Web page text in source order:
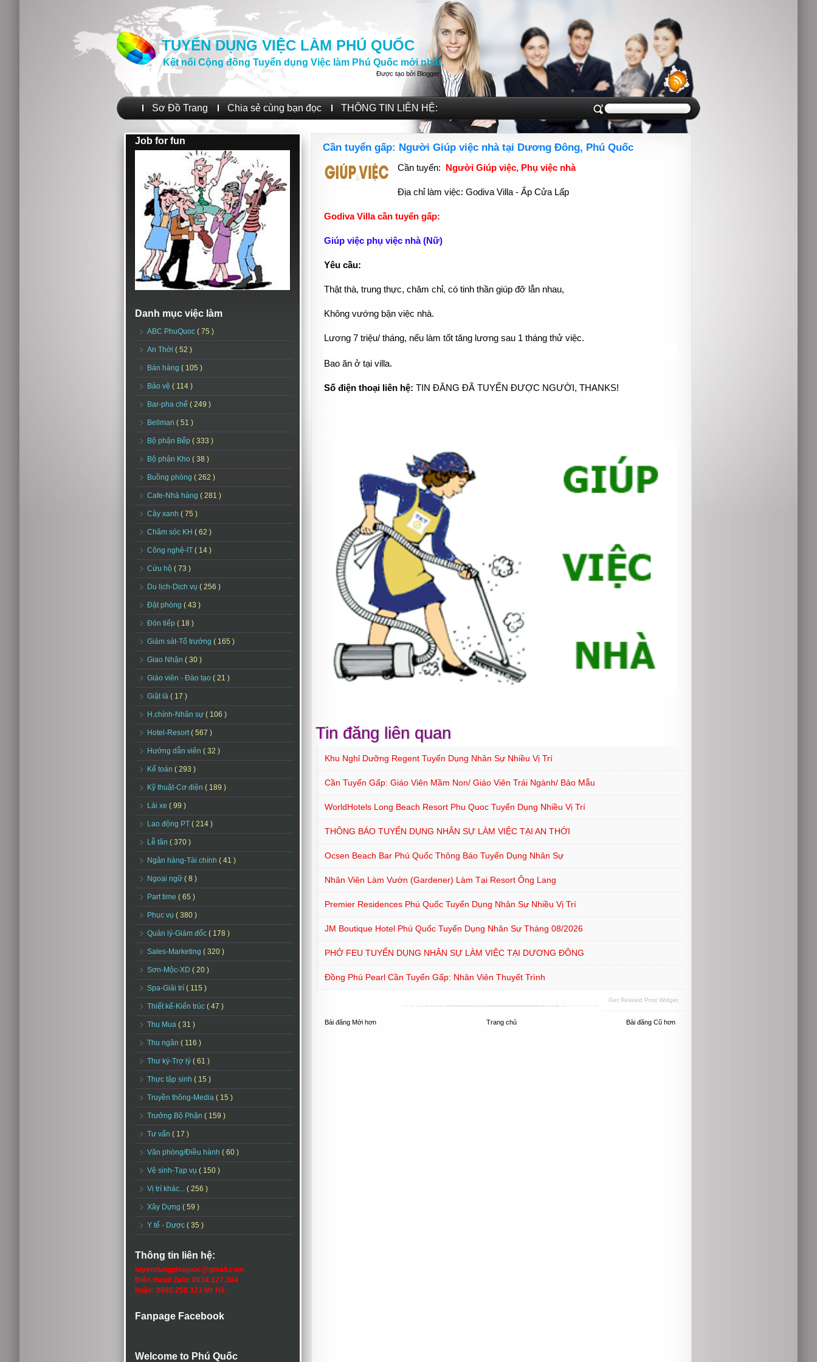
TUYỂN DỤNG VIỆC LÀM PHÚ QUỐC
Kết nối Cộng đồng Tuyển dụng Việc làm Phú Quốc mới nhất.
Được tạo bởi Blogger.
Sơ Đồ Trang Chia sẻ cùng bạn đọc THÔNG TIN LIÊN HỆ:
Job for fun
Danh mục việc làm
ABC PhuQuoc ( 75 )
An Thới ( 52 )
Bán hàng ( 105 )
Bảo vệ ( 114 )
Bar-pha chế ( 249 )
Bellman ( 51 )
Bộ phận Bếp ( 333 )
Bộ phận Kho ( 38 )
Buồng phòng ( 262 )
Cafe-Nhà hàng ( 281 )
Cây xanh ( 75 )
Chăm sóc KH ( 62 )
Công nghệ-IT ( 14 )
Cứu hộ ( 73 )
Du lịch-Dịch vụ ( 256 )
Đặt phòng ( 43 )
Đón tiếp ( 18 )
Giám sát-Tổ trưởng ( 165 )
Giao Nhận ( 30 )
Giáo viên - Đào tạo ( 21 )
Giặt là ( 17 )
H.chính-Nhân sự ( 106 )
Hotel-Resort( 567 )
Hướng dẫn viên ( 32 )
Kế toán ( 293 )
Kỹ thuật-Cơ điện ( 189 )
Lái xe ( 99 )
Lao động PT ( 214 )
Lễ tân ( 370 )
Ngân hàng-Tài chính ( 41 )
Ngoại ngữ ( 8 )
Part time ( 65 )
Phục vụ ( 380 )
Quản lý-Giám đốc ( 178 )
Sales-Marketing ( 320 )
Sơn-Mộc-XD ( 20 )
Spa-Giải trí ( 115 )
Thiết kế-Kiến trúc ( 47 )
Thu Mua ( 31 )
Thu ngân ( 116 )
Thư ký-Trợ lý ( 61 )
Thực tập sinh ( 15 )
Truyền thông-Media ( 15 )
Trưởng Bộ Phận ( 159 )
Tư vấn ( 17 )
Văn phòng/Điều hành ( 60 )
Vệ sinh-Tạp vụ ( 150 )
Vị trí khác... ( 256 )
Xây Dựng ( 59 )
Y tế - Dược ( 35 )
Thông tin liên hệ:
tuyendungphuquoc@gmail.com
Điện thoại/ Zalo: 0934.127.384
hoặc: 0985 258 323 Mr Hà
Fanpage Facebook
Welcome to Phú Quốc
Cần tuyển gấp: Người Giúp việc nhà tại Dương Đông, Phú Quốc
Cần tuyển: Người Giúp việc, Phụ việc nhà
Địa chỉ làm việc: Godiva Villa - Ấp Cửa Lấp
Godiva Villa cần tuyển gấp:
Giúp việc phụ việc nhà (Nữ)
Yêu cầu:
Thật thà, trung thực, chăm chỉ, có tinh thần giúp đỡ lẫn nhau,
Không vướng bận việc nhà.
Lương 7 triệu/ tháng, nếu làm tốt tăng lương sau 1 tháng thử việc.
Bao ăn ở tại villa.
Số điện thoại liên hệ: TIN ĐĂNG ĐÃ TUYỂN ĐƯỢC NGƯỜI, THANKS!
Tin đăng liên quan
Khu Nghỉ Dưỡng Regent Tuyển Dụng Nhân Sự Nhiều Vị Trí
Cần Tuyển Gấp: Giáo Viên Mầm Non/ Giáo Viên Trái Ngành/ Bảo Mẫu
WorldHotels Long Beach Resort Phu Quoc Tuyển Dụng Nhiều Vị Trí
THÔNG BÁO TUYỂN DỤNG NHÂN SỰ LÀM VIỆC TẠI AN THỚI
Ocsen Beach Bar Phú Quốc Thông Báo Tuyển Dụng Nhân Sự
Nhân Viên Làm Vườn (Gardener) Làm Tại Resort Ông Lang
Premier Residences Phú Quốc Tuyển Dụng Nhân Sự Nhiều Vị Trí
JM Boutique Hotel Phú Quốc Tuyển Dụng Nhân Sự Tháng 08/2026
PHỞ FEU TUYỂN DỤNG NHÂN SỰ LÀM VIỆC TẠI DƯƠNG ĐÔNG
Đồng Phú Pearl Cần Tuyển Gấp: Nhân Viên Thuyết Trình
Get Related Post Widget
Bài đăng Mới hơn Bài đăng Cũ hơn
Trang chủ